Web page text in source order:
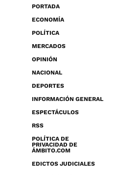
PORTADA
ECONOMÍA
POLÍTICA
MERCADOS
OPINIÓN
NACIONAL
DEPORTES
INFORMACIÓN GENERAL
ESPECTÁCULOS
RSS
POLÍTICA DE
PRIVACIDAD DE
ÁMBITO.COM
EDICTOS JUDICIALES